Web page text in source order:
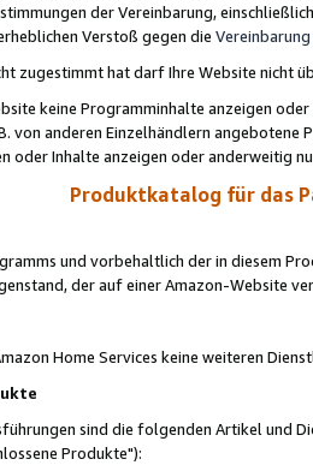
der Vereinbarung,
Verstoß gegen die Vereinbarung
zugestimmt hat darf Ihre Website nicht
keine Programminhalte anzeigen
von anderen Einzelhändlern
oder Inhalte anzeigen oder anderweitig
Produktkatalog für das
und vorbehaltlich der in diesem
der auf einer Amazon-Website
Home Services keine weiteren
sind die folgenden Artikel und
Produkte"):